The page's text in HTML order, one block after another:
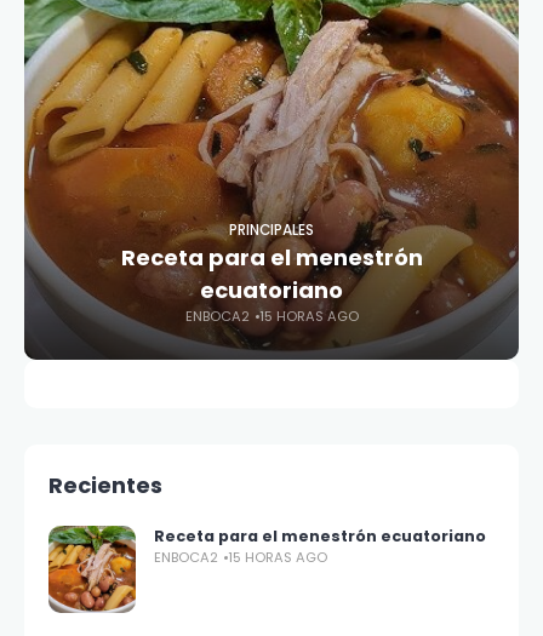
PRINCIPALES
Receta para el menestrón
ecuatoriano
ENBOCA2 15 HORAS AGO
Recientes
Receta para el menestrón ecuatoriano
ENBOCA2 15 HORAS AGO